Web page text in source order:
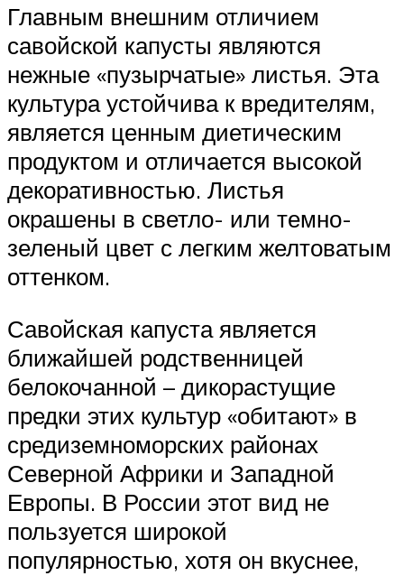
Главным внешним отличием
савойской капусты являются
нежные «пузырчатые» листья. Эта
культура устойчива к вредителям,
является ценным диетическим
продуктом и отличается высокой
декоративностью. Листья
окрашены в светло- или темно-
зеленый цвет с легким желтоватым
оттенком.
Савойская капуста является
ближайшей родственницей
белокочанной – дикорастущие
предки этих культур «обитают» в
средиземноморских районах
Северной Африки и Западной
Европы. В России этот вид не
пользуется широкой
популярностью, хотя он вкуснее,